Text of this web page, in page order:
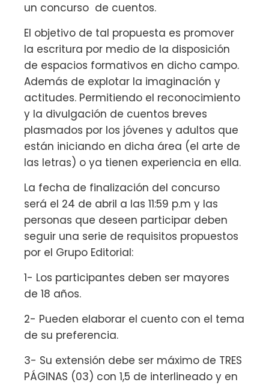
un concurso de cuentos.
El objetivo de tal propuesta es promover
la escritura por medio de la disposición
de espacios formativos en dicho campo.
Además de explotar la imaginación y
actitudes. Permitiendo el reconocimiento
y la divulgación de cuentos breves
plasmados por los jóvenes y adultos que
están iniciando en dicha área (el arte de
las letras) o ya tienen experiencia en ella.
La fecha de finalización del concurso
será el 24 de abril a las 11:59 p.m y las
personas que deseen participar deben
seguir una serie de requisitos propuestos
por el Grupo Editorial:
1- Los participantes deben ser mayores
de 18 años.
2- Pueden elaborar el cuento con el tema
de su preferencia.
3- Su extensión debe ser máximo de TRES
PÁGINAS (03) con 1,5 de interlineado y en